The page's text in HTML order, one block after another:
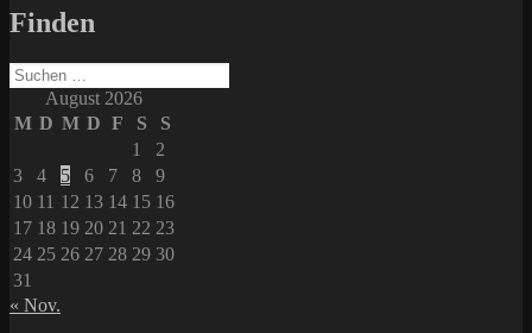
Finden
Suchen
nach:August 2026
M D M D F S
S
1
2
3
4 5 6 7 8
9
10 11 12 13 14 15 16
17 18 19 20 21 22 23
24 25 26 27 28 29 30
31
« Nov.